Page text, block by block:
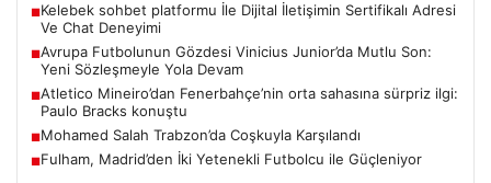
■Kelebek sohbet platformu İle Dijital İletişimin Sertifikalı Adresi
Ve Chat Deneyimi
■Avrupa Futbolunun Gözdesi Vinicius Junior’da Mutlu Son:
Yeni Sözleşmeyle Yola Devam
■Atletico Mineiro’dan Fenerbahçe’nin orta sahasına sürpriz ilgi:
Paulo Bracks konuştu
■Mohamed Salah Trabzon’da Coşkuyla Karşılandı
■Fulham, Madrid’den İki Yetenekli Futbolcu ile Güçleniyor